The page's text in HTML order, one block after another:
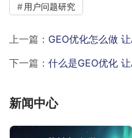
用户问题研究
上一篇： GEO优化怎么做
下一篇： 什么是GEO优化 让AI
新闻中心